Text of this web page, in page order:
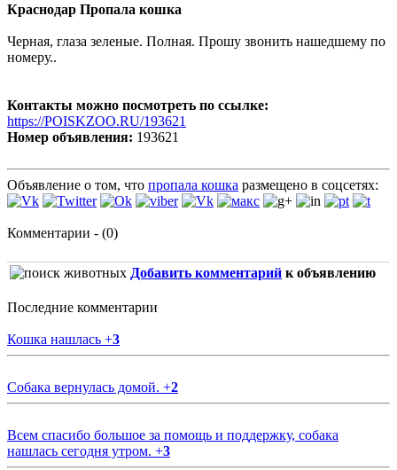
Краснодар Пропала кошка
Черная, глаза зеленые. Полная. Прошу звонить нашедшему по
номеру..
Контакты можно посмотреть по ссылке:
https://POISKZOO.RU/193621
Номер объявления: 193621
Объявление о том, что пропала кошка размещено в соцсетях:
Комментарии - (0)
Добавить комментарий к объявлению
Последние комментарии
Кошка нашлась +3
Собака вернулась домой. +2
Всем спасибо большое за помощь и поддержку, собака
нашлась сегодня утром. +3